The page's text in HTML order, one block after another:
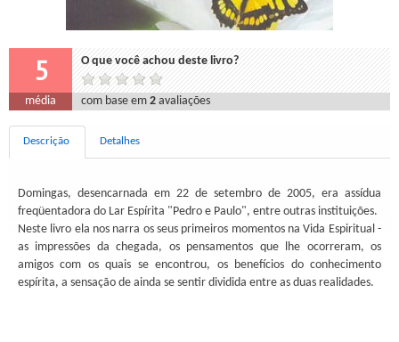
5 O que você achou deste livro?
média com base em2 avaliações
Descrição Detalhes
Domingas, desencarnada em 22 de setembro de 2005, era assídua
freqüentadora do Lar Espírita "Pedro e Paulo", entre outras instituições.
Neste livro ela nos narra os seus primeiros momentos na Vida Espiritual -
as impressões da chegada, os pensamentos que lhe ocorreram, os
amigos com os quais se encontrou, os benefícios do conhecimento
espírita, a sensação de ainda se sentir dividida entre as duas realidades.